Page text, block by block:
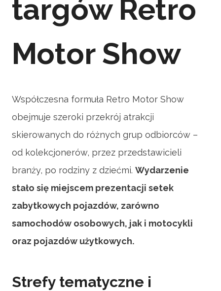
targów Retro
Motor Show
Współczesna formuła Retro Motor Show
obejmuje szeroki przekrój atrakcji
skierowanych do różnych grup odbiorców –
od kolekcjonerów, przez przedstawicieli
branży, po rodziny z dziećmi. Wydarzenie
stało się miejscem prezentacji setek
zabytkowych pojazdów, zarówno
samochodów osobowych, jak i motocykli
oraz pojazdów użytkowych.
Strefy tematyczne i